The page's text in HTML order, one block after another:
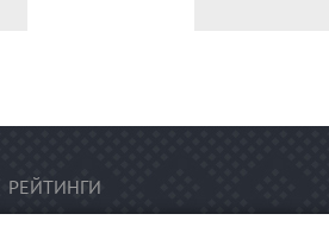
РЕЙТИНГИ